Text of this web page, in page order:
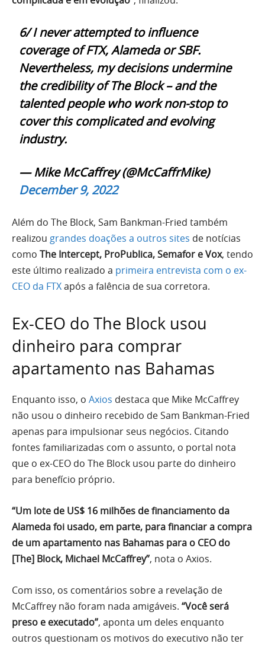
6/ I never attempted to influence
coverage of FTX, Alameda or SBF.
Nevertheless, my decisions undermine
the credibility of The Block – and the
talented people who work non-stop to
cover this complicated and evolving
industry.
— Mike McCaffrey (@McCaffrMike)
December 9, 2022
Além do The Block, Sam Bankman-Fried também
realizou grandes doações a outros sites de notícias
como The Intercept, ProPublica, Semafor e Vox, tendo
este último realizado a primeira entrevista com o ex-
CEO da FTXapós a falência de sua corretora.
Ex-CEO do The Block usou
dinheiro para comprar
apartamento nas Bahamas
Enquanto isso, o Axios destaca que Mike McCaffrey
não usou o dinheiro recebido de Sam Bankman-Fried
apenas para impulsionar seus negócios. Citando
fontes familiarizadas com o assunto, o portal nota
que o ex-CEO do The Block usou parte do dinheiro
para benefício próprio.
“Um lote de US$ 16 milhões de financiamento da
Alameda foi usado, em parte, para financiar a compra
de um apartamento nas Bahamas para o CEO do
[The] Block, Michael McCaffrey”, nota o Axios.
Com isso, os comentários sobre a revelação de
McCaffrey não foram nada amigáveis. “Você será
preso e executado”, aponta um deles enquanto
outros questionam os motivos do executivo não ter